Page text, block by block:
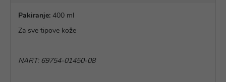
Pakiranje: 400 ml
Za sve tipove kože
NART: 69754-01450-08